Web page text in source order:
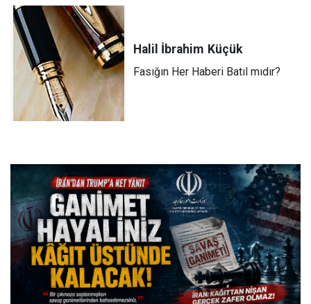
Halil İbrahim Küçük
Fasığın Her Haberi Batıl mıdır?